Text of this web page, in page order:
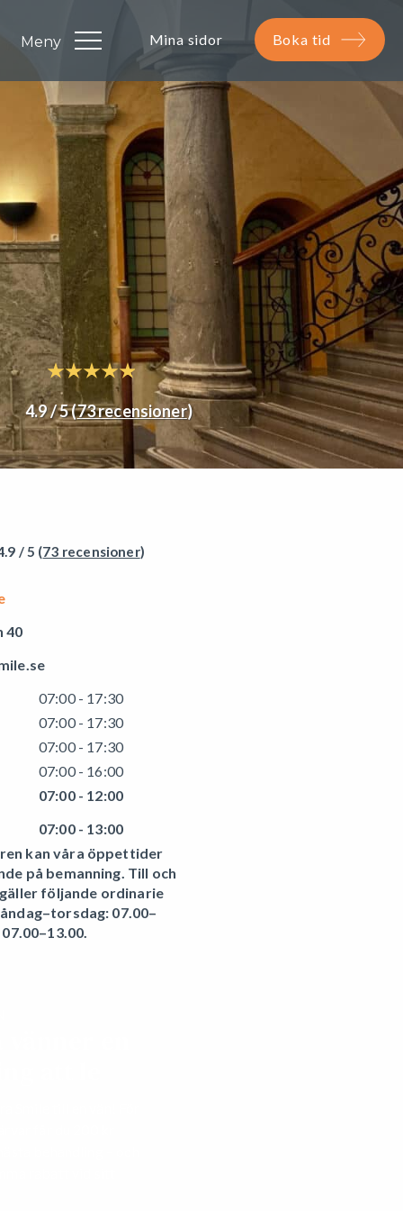
4.9 / 5 (73 recensioner)
/ 5 (73 recensioner)
40
07:00 - 17:30
07:00 - 17:30
07:00 - 17:30
07:00 - 16:00
07:00 - 12:00
07:00 - 13:00
kan våra öppettider
på bemanning. Till och
följande ordinarie
07.00–
Mina sidor Boka tid